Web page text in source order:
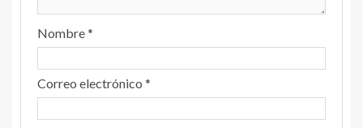
Nombre*
Correo electrónico *